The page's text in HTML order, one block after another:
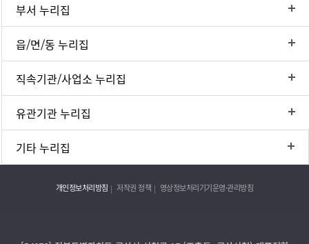
부서 누리집
읍/면/동 누리집
직속기관/사업소 누리집
유관기관 누리집
기타 누리집
개인정보처리방침 저작권 정책 영상정보처리기기운영·관리방침